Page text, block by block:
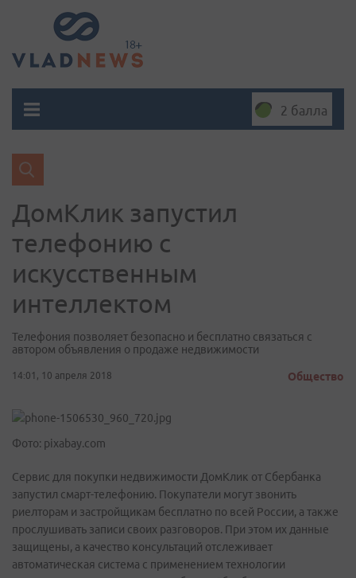
2 балла
ДомКлик запустил
телефонию с
искусственным
интеллектом
Телефония позволяет безопасно и бесплатно связаться с
автором объявления о продаже недвижимости
14:01, 10 апреля 2018 Общество
Фото: pixabay.com
Сервис для покупки недвижимости ДомКлик от Сбербанка
запустил смарт-телефонию. Покупатели могут звонить
риелторам и застройщикам бесплатно по всей России, а также
прослушивать записи своих разговоров. При этом их данные
защищены, а качество консультаций отслеживает
автоматическая система с применением технологии